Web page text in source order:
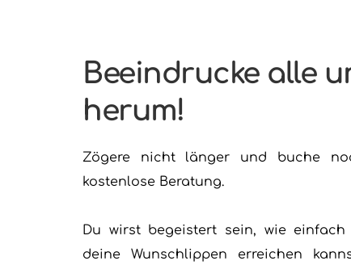
Beeindrucke alle
herum!
Zögere nicht länger und buche
kostenlose Beratung.
Du wirst begeistert sein, wie
deine Wunschlippen erreichen